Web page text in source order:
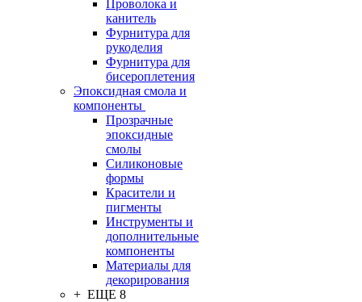
Проволока и
канитель
Фурнитура для
рукоделия
Фурнитура для
бисероплетения
Эпоксидная смола и
компоненты
Прозрачные
эпоксидные
смолы
Силиконовые
формы
Красители и
пигменты
Инструменты и
дополнительные
компоненты
Материалы для
декорирования
+ ЕЩЕ 8